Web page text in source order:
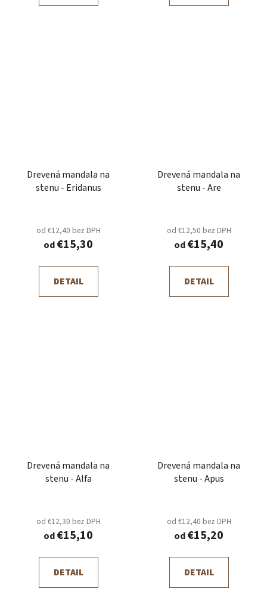
Drevená mandala na
stenu - Eridanus
od €12,40 bez DPH
od€15,30
DETAIL
Drevená mandala na
stenu - Are
od €12,50 bez DPH
od€15,40
DETAIL
Drevená mandala na
stenu - Alfa
od €12,30 bez DPH
od€15,10
DETAIL
Drevená mandala na
stenu - Apus
od €12,40 bez DPH
od€15,20
DETAIL